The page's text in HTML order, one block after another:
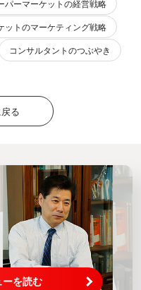
パーマーケットの経営戦略
ットのマーケティング戦略
コンサルタントのつぶやき
る
ーを読む